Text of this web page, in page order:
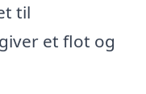
til
et flot og